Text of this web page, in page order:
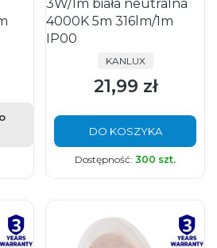
3W/1m biała neutralna
4000K 5m 316lm/1m
IP00
PRODUCENT
KANLUX
Cena
21,99 zł
DO KOSZYKA
Dostępność: 300 szt.